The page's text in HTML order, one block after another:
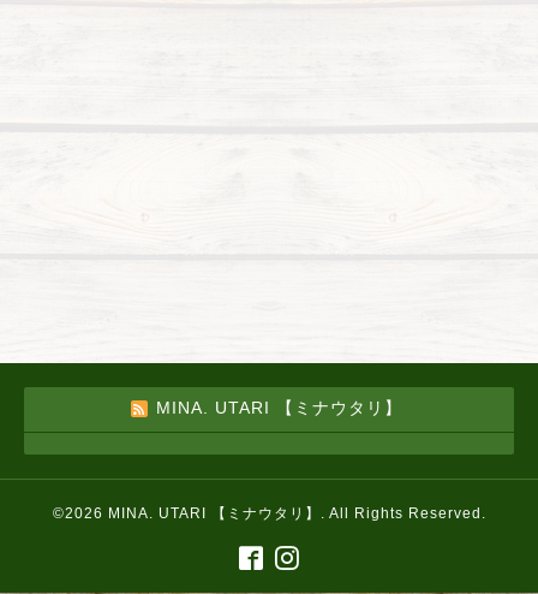
MINA. UTARI 【ミナウタリ】
©2026 MINA. UTARI 【ミナウタリ】 . All Rights Reserved.